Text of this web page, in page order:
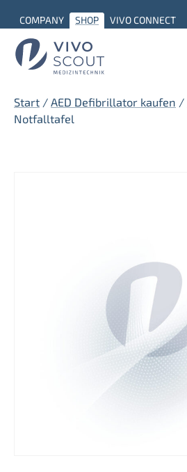
Inhalt
springen
COMPANY SHOP VIVO CONNECT
Start / AED Defibrillator kaufen /
Notfalltafel